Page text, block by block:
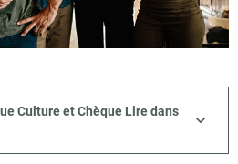
Culture et Chèque Lire dans